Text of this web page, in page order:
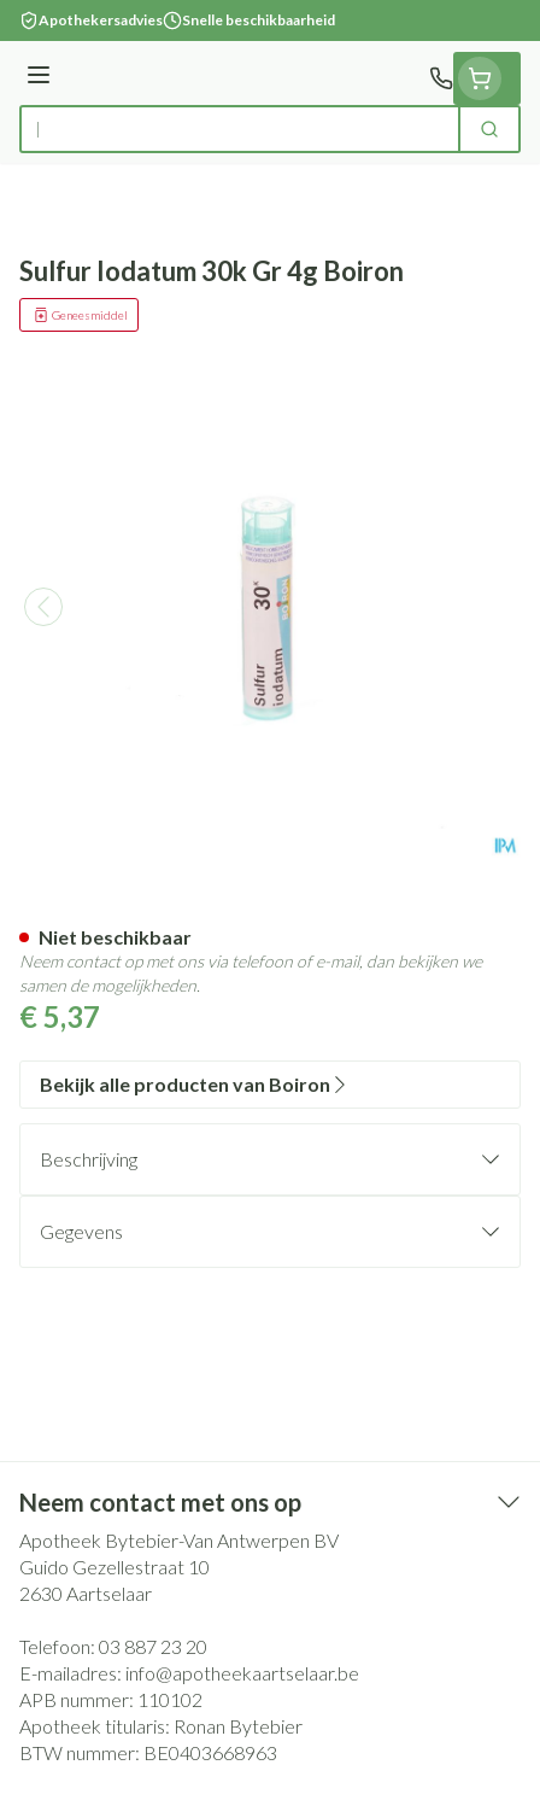
Ga naar de inhoud
Apothekersadvies Snelle beschikbaarheid
Menu
Product, merk, categorie... Zoek
Sulfur Iodatum 30k Gr 4g Boiron
Geneesmiddel
€ 5,37
Niet beschikbaar
Neem contact op met ons via telefoon of e-mail, dan bekijken we
samen de mogelijkheden.
Bekijk alle producten van Boiron
Beschrijving
Gegevens
Neem contact met ons op
Apotheek Bytebier-Van Antwerpen BV
Guido Gezellestraat 10
2630 Aartselaar
Telefoon: 03 887 23 20
E-mailadres: info@apotheekaartselaar.be
APB nummer: 110102
Apotheek titularis: Ronan Bytebier
BTW nummer: BE0403668963